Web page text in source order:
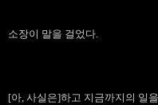
소장이 말을 걸었다.
[아, 사실은]하고 지금까지의 일